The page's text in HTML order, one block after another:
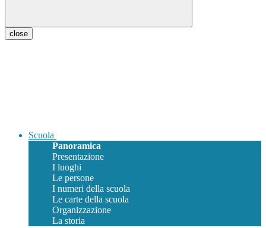
close
Scuola
Panoramica
Presentazione
I luoghi
Le persone
I numeri della scuola
Le carte della scuola
Organizzazione
La storia